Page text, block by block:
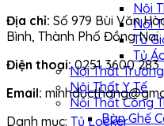
Nội
Nội
Tủ
Tủ
Nội Thất
Nội Thất Y Tế
Nội Thất Công
Bàn Ghế
Địa chỉ: Số 979 Bùi Văn
Bình, Thành Phố Đồng Nai
Điện thoại:0251 3600 283
Email:
Danh mục: Tủ Locker